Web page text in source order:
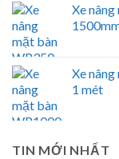
Xe
Xe
1 mét
TIN MỚI NHẤT